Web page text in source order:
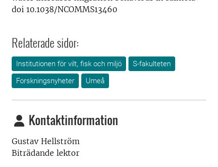
doi 10.1038/NCOMMS13460
Relaterade sidor:
Institutionen för vilt, fisk och miljö
S-fakulteten
Forskningsnyheter
Umeå
Kontaktinformation
Gustav Hellström
Biträdande lektor